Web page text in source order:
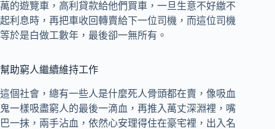
萬的遊覽車，高利貸款給他們買車，一旦生意不好繳不
起利息時，再把車收回轉賣給下一位司機，而這位司機
等於是白做工數年，最後卻一無所有。
幫助窮人繼續維持工作
這個社會，總有一些人是什麼死人骨頭都在賣，像吸血
鬼一樣吸盡窮人的最後一滴血，再推入萬丈深淵裡，嘴
巴一抹，兩手沾血，依然心安理得住在豪宅裡，出入名